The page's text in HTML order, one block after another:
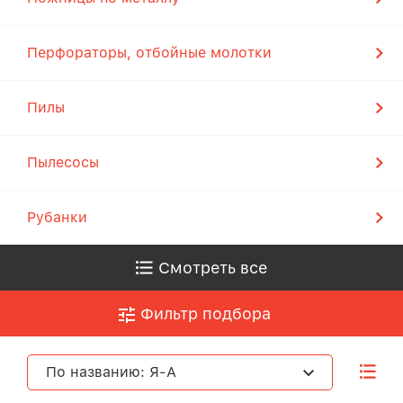
Перфораторы, отбойные молотки
Пилы
Пылесосы
Рубанки
Смотреть все
Фильтр подбора
По названию: Я-А